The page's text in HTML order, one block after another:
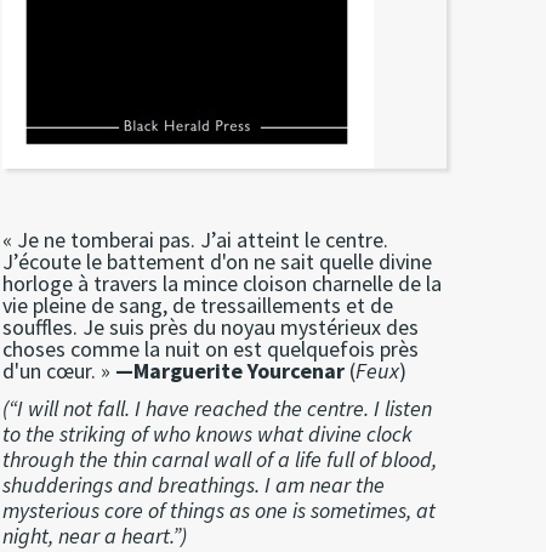
« Je ne tomberai pas. J’ai atteint le centre.
J’écoute le battement d'on ne sait quelle divine
horloge à travers la mince cloison charnelle de la
vie pleine de sang, de tressaillements et de
souffles. Je suis près du noyau mystérieux des
choses comme la nuit on est quelquefois près
d'un cœur. » —Marguerite Yourcenar(Feux)
(“I will not fall. I have reached the centre. I listen
to the striking of who knows what divine clock
through the thin carnal wall of a life full of blood,
shudderings and breathings. I am near the
mysterious core of things as one is sometimes, at
night, near a heart.”)